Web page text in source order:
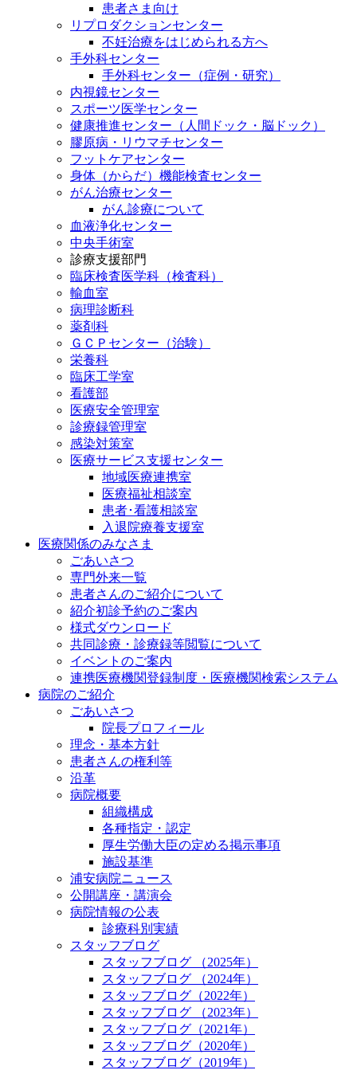
患者さま向け
リプロダクションセンター
不妊治療をはじめられる方へ
手外科センター
手外科センター（症例・研究）
内視鏡センター
スポーツ医学センター
健康推進センター（人間ドック・脳ドック）
膠原病・リウマチセンター
フットケアセンター
身体（からだ）機能検査センター
がん治療センター
がん診療について
血液浄化センター
中央手術室
診療支援部門
臨床検査医学科（検査科）
輸血室
病理診断科
薬剤科
ＧＣＰセンター（治験）
栄養科
臨床工学室
看護部
医療安全管理室
診療録管理室
感染対策室
医療サービス支援センター
地域医療連携室
医療福祉相談室
患者･看護相談室
入退院療養支援室
医療関係のみなさま
ごあいさつ
専門外来一覧
患者さんのご紹介について
紹介初診予約のご案内
様式ダウンロード
共同診療・診療録等閲覧について
イベントのご案内
連携医療機関登録制度・医療機関検索システム
病院のご紹介
ごあいさつ
院長プロフィール
理念・基本方針
患者さんの権利等
沿革
病院概要
組織構成
各種指定・認定
厚生労働大臣の定める掲示事項
施設基準
浦安病院ニュース
公開講座・講演会
病院情報の公表
診療科別実績
スタッフブログ
スタッフブログ （2025年）
スタッフブログ （2024年）
スタッフブログ（2022年）
スタッフブログ （2023年）
スタッフブログ（2021年）
スタッフブログ（2020年）
スタッフブログ（2019年）